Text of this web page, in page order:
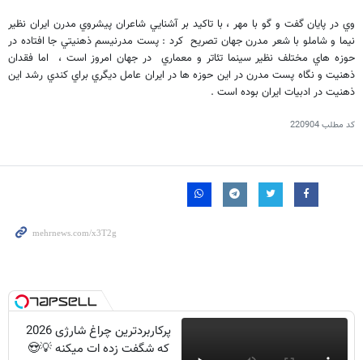
وي در پايان گفت و گو با مهر ، با تاكيد بر آشنايي شاعران پيشروي مدرن ايران نظير
نيما و شاملو با شعر مدرن جهان تصريح كرد : پست مدرنيسم ذهنيتي جا افتاده در
حوزه هاي مختلف نظير سينما تئاتر و معماري در جهان امروز است ، اما فقدان
ذهنيت و نگاه پست مدرن در اين حوزه ها در ايران عامل ديگري براي كندي رشد اين
ذهنيت در ادبيات ايران بوده است .
کد مطلب220904
پرکاربردترین چراغ شارژی 2026
که شگفت زده ات میکنه 💡😍